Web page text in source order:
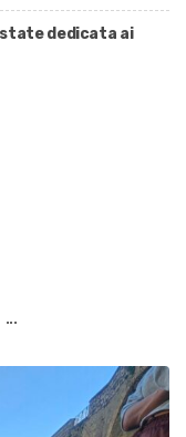
dedicata ai